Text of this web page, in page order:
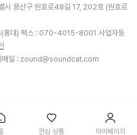
관심 상품 마이페이지
시 용산구 원효로48길 17, 202호 (원효로
대) 팩스 : 070-4015-8001 사업자등
메일 : zound@soundcat.com